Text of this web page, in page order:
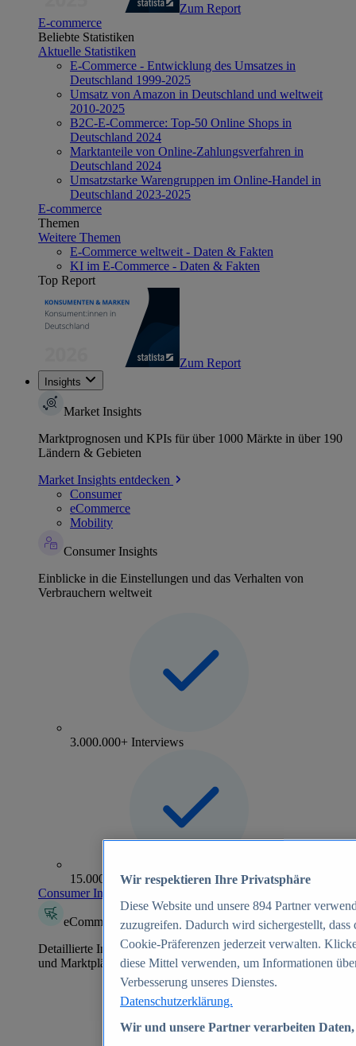
Zum Report
E-commerce
Beliebte Statistiken
Aktuelle Statistiken
E-Commerce - Entwicklung des Umsatzes in
Deutschland 1999-2025
Umsatz von Amazon in Deutschland und weltweit
2010-2025
B2C-E-Commerce: Top-50 Online Shops in
Deutschland 2024
Marktanteile von Online-Zahlungsverfahren in
Deutschland 2024
Umsatzstarke Warengruppen im Online-Handel in
Deutschland 2023-2025
E-commerce
Themen
Weitere Themen
E-Commerce weltweit - Daten & Fakten
KI im E-Commerce - Daten & Fakten
Top Report
Zum Report
Insights
Market Insights
Marktprognosen und KPIs für über 1000 Märkte in über 190
Ländern & Gebieten
Market Insights entdecken
Consumer
eCommerce
Mobility
Consumer Insights
Einblicke in die Einstellungen und das Verhalten von
Verbrauchern weltweit
3.000.000+ Interviews
15.000+ Marken
Consumer Insights entdecken
eCommerce Insights
Detaillierte Informationen zu mehr als 39.000 Online-Shops
und Marktplätzen
Wir respektieren Ihre Privatsphäre
Diese Website und unsere 894 Partner
zuzugreifen. Dadurch wird sichergestellt,
Cookie-Präferenzen jederzeit verwalten.
diese Mittel verwenden, um Informationen
Verbesserung unseres Dienstes.
Datenschutzerklärung.
Wir und unsere Partner verarbeiten